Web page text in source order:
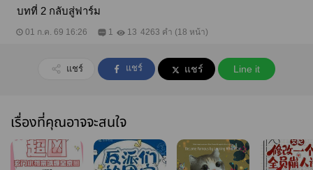
บทที่ 2 กลับสู่ฟาร์ม
01 ก.ค. 69 16:26 1 13 4263 คำ (18 หน้า)
แชร์ แชร์ แชร์ Line it
เรื่องที่คุณอาจจะสนใจ